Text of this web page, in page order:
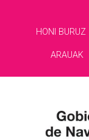
HONI BURUZ
ARAUAK